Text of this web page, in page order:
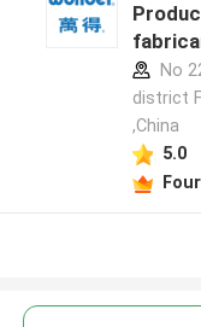
No
district
,China
5.0